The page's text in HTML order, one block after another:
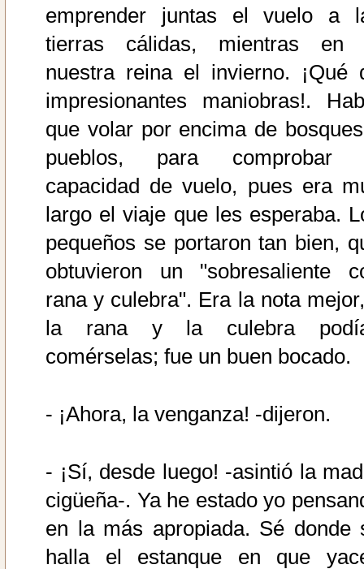
emprender juntas el vuelo a
tierras cálidas, mientras en
nuestra reina el invierno. ¡Qué
impresionantes maniobras!.
que volar por encima de
pueblos, para comprobar
capacidad de vuelo, pues era
largo el viaje que les esperaba.
pequeños se portaron tan bien,
obtuvieron un "sobresaliente
rana y culebra". Era la nota
la rana y la culebra
comérselas; fue un buen bocado.
- ¡Ahora, la venganza! -dijeron.
- ¡Sí, desde luego! -asintió la
cigüeña-. Ya he estado yo
en la más apropiada. Sé donde
halla el estanque en que